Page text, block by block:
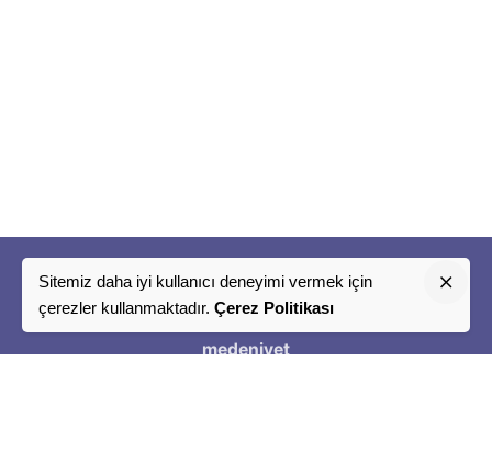
"
medeniyet
Sitemiz daha iyi kullanıcı deneyimi vermek için
çerezler kullanmaktadır. Çerez Politikası